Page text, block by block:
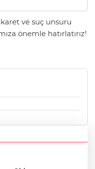
ve suç unsuru
önemle hatırlatırız!